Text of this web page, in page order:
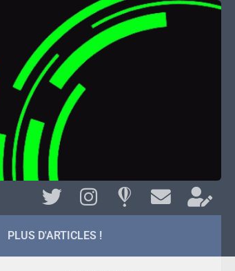
PLUS D'ARTICLES !